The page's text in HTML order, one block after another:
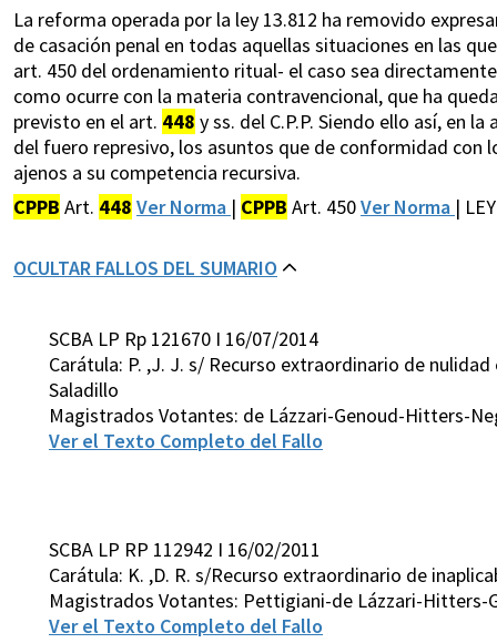
La reforma operada por la ley 13.812 ha removido
de casación penal en todas aquellas situaciones en las
art. 450 del ordenamiento ritual- el caso sea
como ocurre con la materia contravencional, que ha
previsto en el art. 448 y ss. del C.P.P. Siendo ello así, en
del fuero represivo, los asuntos que de conformidad con
ajenos a su competencia recursiva.
CPPB Art. 448 Ver Norma | CPPB Art. 450Ver Norma |
OCULTAR FALLOS DEL SUMARIO
SCBA LP Rp 121670 I 16/07/2014
Carátula: P. ,J. J. s/ Recurso extraordinario de
Saladillo
Magistrados Votantes: de Lázzari-Genoud-Hitters-
Ver el Texto Completo del Fallo
SCBA LP RP 112942 I 16/02/2011
Carátula: K. ,D. R. s/Recurso extraordinario de
Magistrados Votantes: Pettigiani-de Lázzari-Hitters-
Ver el Texto Completo del Fallo